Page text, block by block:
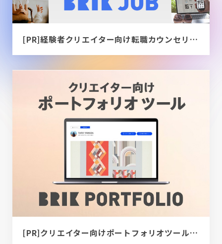
[PR]経験者クリエイター向け転職カウンセリング｜デザイナー / ディレクター / エンジニア
[PR]クリエイター向けポートフォリオツール｜BRIK PORTFOLIO